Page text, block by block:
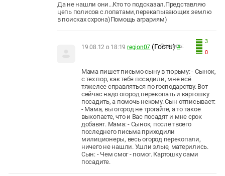
Да не нашли они...Кто то подсказал.Представляю
цепь полисов с лопатами,перекапывающих землю
в поисках схрона)Помощь аграриям)
3
0
Оценить:
19.08.12 в 18:19 region07 (Гость) #
Мама пишет письмо сыну в тюрьму: - Сынок,
с тех пор, как тебя посадили, мне всё
тяжелее справляться по господарству. Вот
сейчас надо огород перекопать и картошку
посадить, а помочь некому. Сын отписывает:
- Мама, вы огород не трогайте, а то такое
выкопаете, что и Вас посадят и мне срок
добавят. Мама: - Сынок, после твоего
последнего письма приходили
милиционеры, весь огород перекопали,
ничего не нашли. Ушли злые, матерились.
Сын: - Чем смог - помог. Картошку сами
посадите.